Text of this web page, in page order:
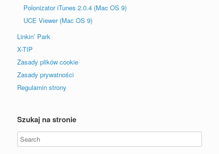
Polonizator iTunes 2.0.4 (Mac OS 9)
UCE Viewer (Mac OS 9)
Linkin’ Park
X-TIP
Zasady plików cookie
Zasady prywatności
Regulamin strony
Szukaj na stronie